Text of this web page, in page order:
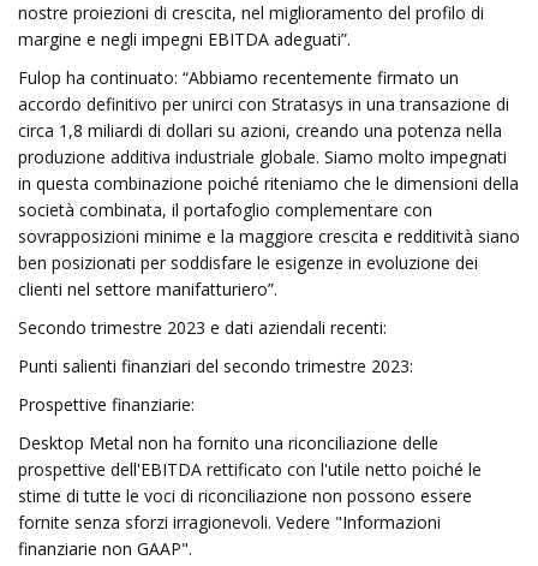
nostre proiezioni di crescita, nel miglioramento del profilo di
margine e negli impegni EBITDA adeguati”.
Fulop ha continuato: “Abbiamo recentemente firmato un
accordo definitivo per unirci con Stratasys in una transazione di
circa 1,8 miliardi di dollari su azioni, creando una potenza nella
produzione additiva industriale globale. Siamo molto impegnati
in questa combinazione poiché riteniamo che le dimensioni della
società combinata, il portafoglio complementare con
sovrapposizioni minime e la maggiore crescita e redditività siano
ben posizionati per soddisfare le esigenze in evoluzione dei
clienti nel settore manifatturiero”.
Secondo trimestre 2023 e dati aziendali recenti:
Punti salienti finanziari del secondo trimestre 2023:
Prospettive finanziarie:
Desktop Metal non ha fornito una riconciliazione delle
prospettive dell'EBITDA rettificato con l'utile netto poiché le
stime di tutte le voci di riconciliazione non possono essere
fornite senza sforzi irragionevoli. Vedere "Informazioni
finanziarie non GAAP".